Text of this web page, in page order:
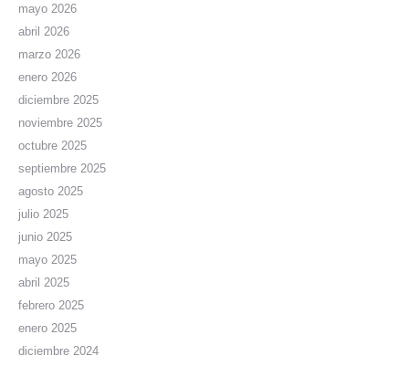
mayo 2026
abril 2026
marzo 2026
enero 2026
diciembre 2025
noviembre 2025
octubre 2025
septiembre 2025
agosto 2025
julio 2025
junio 2025
mayo 2025
abril 2025
febrero 2025
enero 2025
diciembre 2024